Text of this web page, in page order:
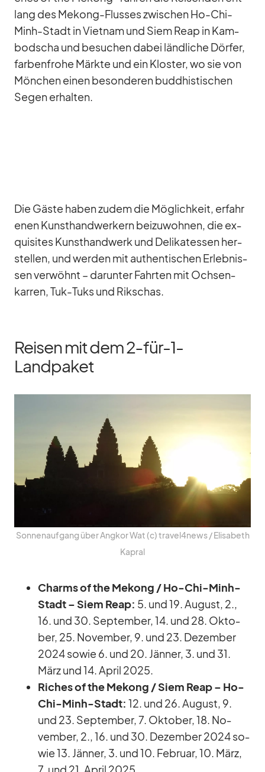
lang des Me­kong-Flus­ses zwi­schen Ho-Chi-
Minh-Stadt in Viet­nam und Siem Reap in Kam­
bo­dscha und be­su­chen da­bei länd­li­che Dör­fer,
far­ben­frohe Märkte und ein Klos­ter, wo sie von
Mön­chen ei­nen be­son­de­ren bud­dhis­ti­schen
Se­gen er­hal­ten.
Die Gäste ha­ben zu­dem die Mög­lich­keit, er­fah­r
e­nen Kunst­hand­wer­kern bei­zu­woh­nen, die ex­
qui­si­tes Kunst­hand­werk und De­li­ka­tes­sen her­
stel­len, und wer­den mit au­then­ti­schen Er­leb­nis­
sen ver­wöhnt – dar­un­ter Fahr­ten mit Och­sen­
kar­ren, Tuk-Tuks und Rik­schas.
Reisen mit dem 2‑für-1-
Landpaket
Son­nen­auf­gang über Ang­kor Wat (c) travel4news /​ Eli­sa­beth
Ka­pral
Charms of the Me­kong /​ Ho-Chi-Minh-
Stadt – Siem Reap: 5. und 19. Au­gust, 2.,
16. und 30. Sep­tem­ber, 14. und 28. Ok­to­
ber, 25. No­vem­ber, 9. und 23. De­zem­ber
2024 so­wie 6. und 20. Jän­ner, 3. und 31.
März und 14. April 2025.
Ri­ches of the Me­kong /​ Siem Reap – Ho-
Chi-Minh-Stadt: 12. und 26. Au­gust, 9.
und 23. Sep­tem­ber, 7. Ok­to­ber, 18. No­
vem­ber, 2., 16. und 30. De­zem­ber 2024 so­
wie 13. Jän­ner, 3. und 10. Fe­bruar, 10. März,